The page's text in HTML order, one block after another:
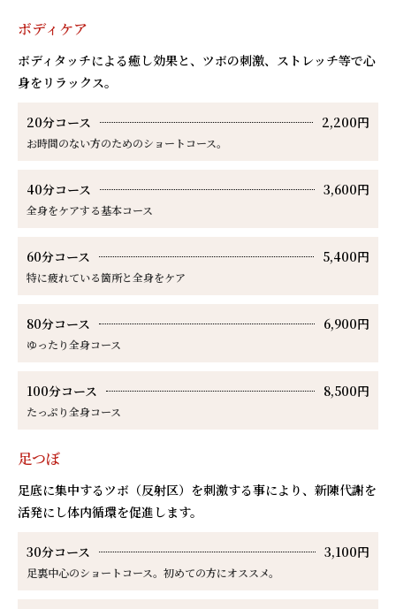
ボディケア
ボディタッチによる癒し効果と、ツボの刺激、ストレッチ等で心
身をリラックス。
20分コース 2,200円
お時間のない方のためのショートコース。
40分コース 3,600円
全身をケアする基本コース
60分コース 5,400円
特に疲れている箇所と全身をケア
80分コース 6,900円
ゆったり全身コース
100分コース 8,500円
たっぷり全身コース
足つぼ
足底に集中するツボ（反射区）を刺激する事により、新陳代謝を
活発にし体内循環を促進します。
30分コース 3,100円
足裏中心のショートコース。初めての方にオススメ。